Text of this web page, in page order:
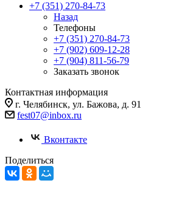
+7 (351) 270-84-73
Назад
Телефоны
+7 (351) 270-84-73
+7 (902) 609-12-28
+7 (904) 811-56-79
Заказать звонок
Контактная информация
г. Челябинск, ул. Бажова, д. 91
fest07@inbox.ru
Вконтакте
Поделиться